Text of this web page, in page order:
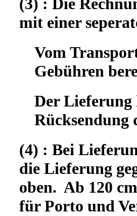
mit einer
Vom
Gebühren
Der Lieferung
(4) : Bei
die Lieferung
oben. Ab 120
für Porto und